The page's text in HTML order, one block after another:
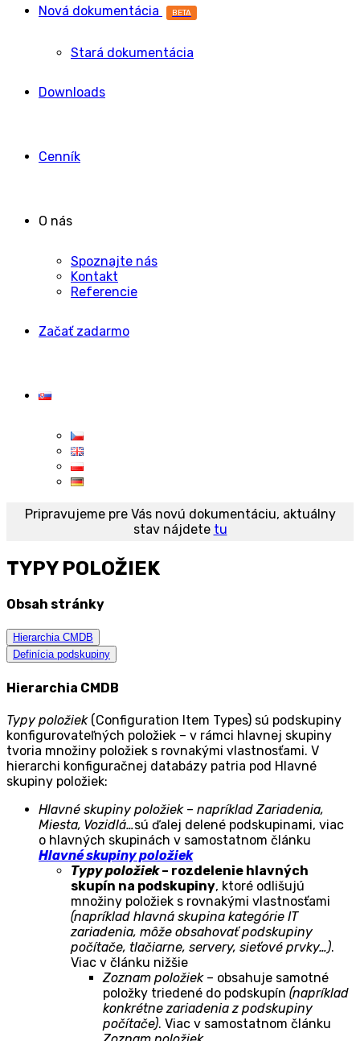
Nová dokumentácia BETA
Stará dokumentácia
Downloads
Cenník
O nás
Spoznajte nás
Kontakt
Referencie
Začať zadarmo
Pripravujeme pre Vás novú dokumentáciu, aktuálny
stav nájdete tu
TYPY POLOŽIEK
Obsah stránky
Hierarchia CMDB
Definícia podskupiny
Hierarchia CMDB
Typy položiek(Configuration Item Types) sú podskupiny
konfigurovateľných položiek – v rámci hlavnej skupiny
tvoria množiny položiek s rovnakými vlastnosťami. V
hierarchi konfiguračnej databázy patria pod Hlavné
skupiny položiek:
Hlavné skupiny položiek– napríklad Zariadenia,
Miesta, Vozidlá…sú ďalej delené podskupinami, viac
o hlavných skupinách v samostatnom článku
Hlavné skupiny položiek
Typy položiek– rozdelenie hlavných
skupín na podskupiny, ktoré odlišujú
množiny položiek s rovnakými vlastnosťami
(napríklad hlavná skupina kategórie IT
zariadenia, môže obsahovať podskupiny
počítače, tlačiarne, servery, sieťové prvky…).
Viac v článku nižšie
Zoznam položiek – obsahuje samotné
položky triedené do podskupín (napríklad
konkrétne zariadenia z podskupiny
počítače). Viac v samostatnom článku